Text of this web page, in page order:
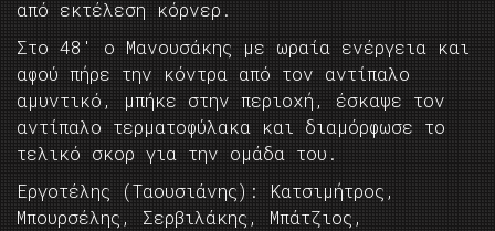
από εκτέλεση κόρνερ.
Στο 48′ ο Μανουσάκης με ωραία ενέργεια και
αφού πήρε την κόντρα από τον αντίπαλο
αμυντικό, μπήκε στην περιοχή, έσκαψε τον
αντίπαλο τερματοφύλακα και διαμόρφωσε το
τελικό σκορ για την ομάδα του.
Εργοτέλης (Ταουσιάνης): Κατσιμήτρος,
Μπουρσέλης, Σερβιλάκης, Μπάτζιος,